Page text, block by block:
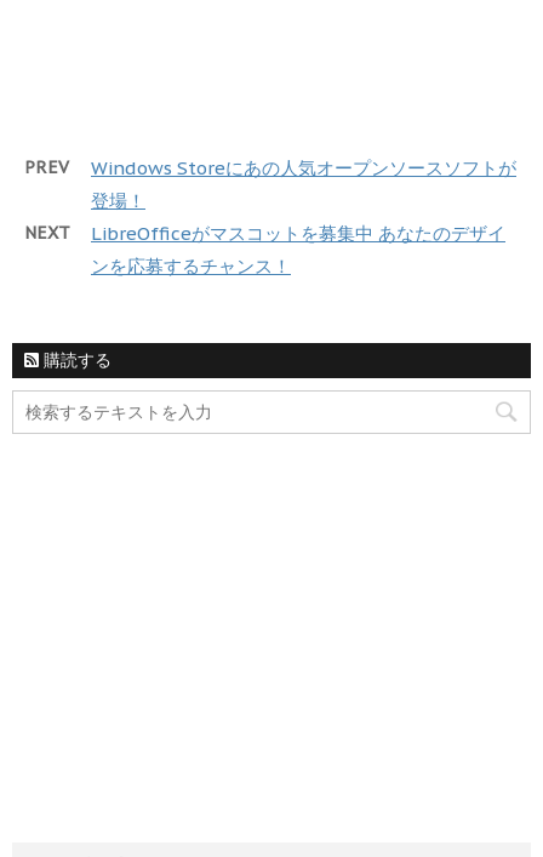
PREV
Windows Storeにあの人気オープンソースソフトが
登場！
NEXT
LibreOfficeがマスコットを募集中 あなたのデザイ
ンを応募するチャンス！
購読する